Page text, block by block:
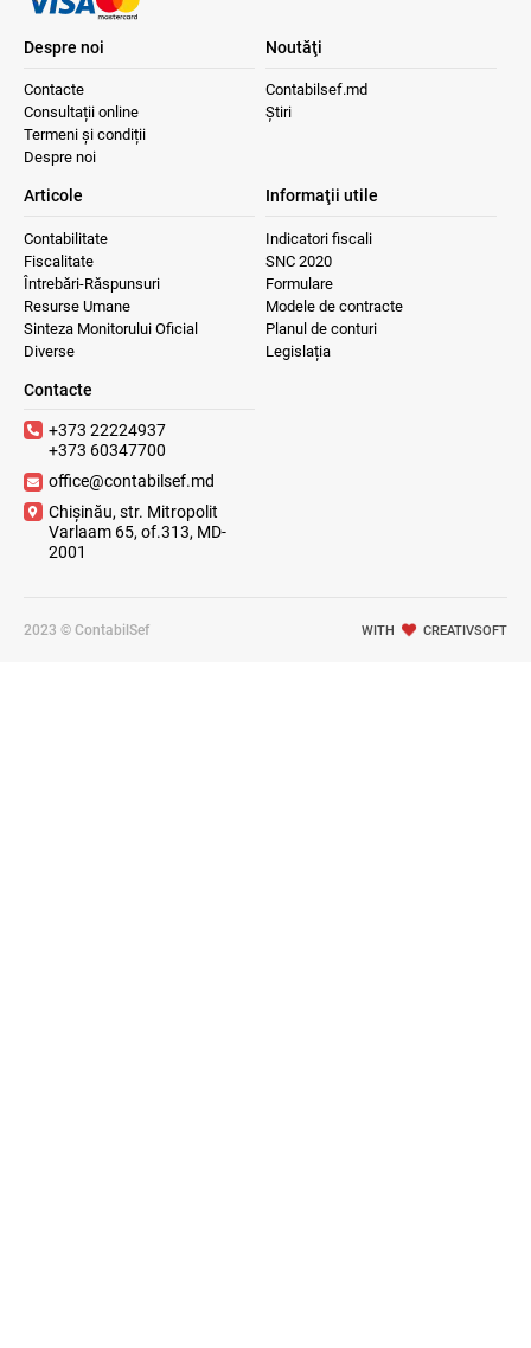
Despre noi
Contacte
Consultații online
Termeni și condiții
Despre noi
Noutăţi
Contabilsef.md
Știri
Articole
Contabilitate
Fiscalitate
Întrebări-Răspunsuri
Resurse Umane
Sinteza Monitorului Oficial
Diverse
Informaţii utile
Indicatori fiscali
SNC 2020
Formulare
Modele de contracte
Planul de conturi
Legislația
Contacte
+373 22224937
+373 60347700
office@contabilsef.md
Chișinău, str. Mitropolit
Varlaam 65, of.313, MD-
2001
2023 © ContabilSef WITH CREATIVSOFT